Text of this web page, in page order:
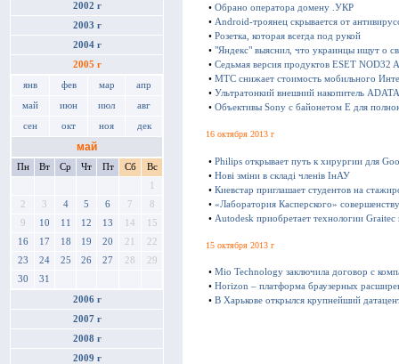
2002 г
2003 г
2004 г
2005 г
янв фев мар апр
май июн июл авг
сен окт ноя дек
май
Пн Вт Ср Чт Пт Сб
Вс
1
2
3 4 5 6 7
8
9
10 11 12 13 14
15
16
17 18 19 20 21
22
23
24 25 26 27 28
29
30
31
2006 г
2007 г
2008 г
2009 г
• Обрано оператора домену .УКР
• Android-троянец скрывается от
• Розетка, которая всегда под рукой
• "Яндекс" выяснил, что украинцы ищут о
• Седьмая версия продуктов ESET NOD32
• МТС снижает стоимость мобильного
• Ультратонкий внешний накопитель
• Объективы Sony с байонетом E для
16 октября 2013 г
• Philips открывает путь к хирургии для
• Нові зміни в складі членів ІнАУ
• Киевстар приглашает студентов на
• «Лаборатория Касперского»
• Autodesk приобретает технологии
15 октября 2013 г
• Mio Technology заключила договор с
• Horizon – платформа браузерных
• В Харькове открылся крупнейший